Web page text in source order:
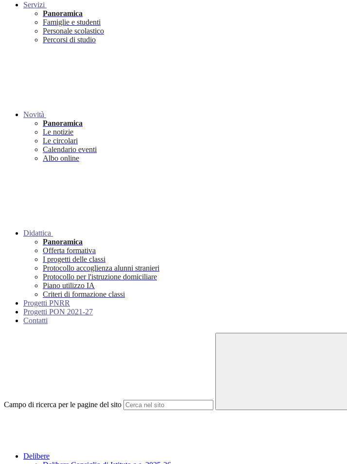
Servizi
Panoramica
Famiglie e studenti
Personale scolastico
Percorsi di studio
Novità
Panoramica
Le notizie
Le circolari
Calendario eventi
Albo online
Didattica
Panoramica
Offerta formativa
I progetti delle classi
Protocollo accoglienza alunni stranieri
Protocollo per l'istruzione domiciliare
Piano utilizzo IA
Criteri di formazione classi
Progetti PNRR
Progetti PON 2021-27
Contatti
Campo di ricerca per le pagine del sito
Delibere